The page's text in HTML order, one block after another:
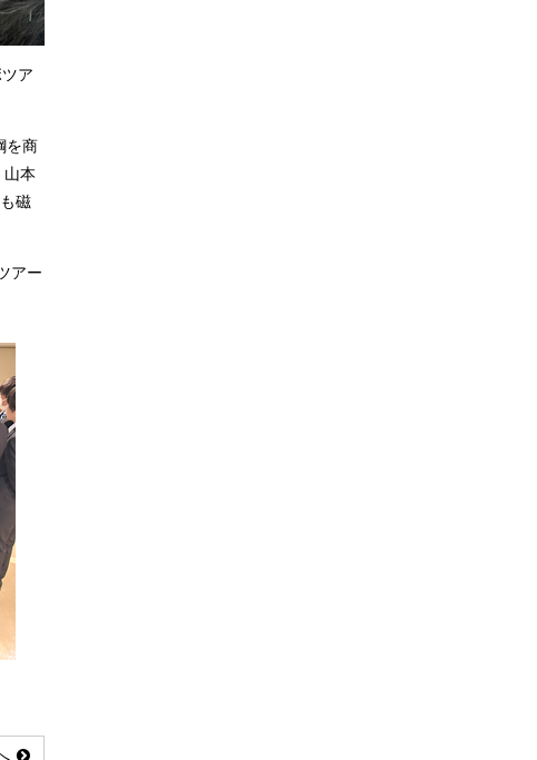
ア
を商
山本
磁
アー